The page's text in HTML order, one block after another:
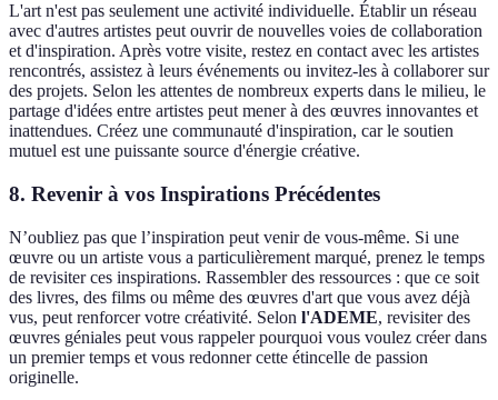
L'art n'est pas seulement une activité individuelle. Établir un réseau
avec d'autres artistes peut ouvrir de nouvelles voies de collaboration
et d'inspiration. Après votre visite, restez en contact avec les artistes
rencontrés, assistez à leurs événements ou invitez-les à collaborer sur
des projets. Selon les attentes de nombreux experts dans le milieu, le
partage d'idées entre artistes peut mener à des œuvres innovantes et
inattendues. Créez une communauté d'inspiration, car le soutien
mutuel est une puissante source d'énergie créative.
8. Revenir à vos Inspirations Précédentes
N’oubliez pas que l’inspiration peut venir de vous-même. Si une
œuvre ou un artiste vous a particulièrement marqué, prenez le temps
de revisiter ces inspirations. Rassembler des ressources : que ce soit
des livres, des films ou même des œuvres d'art que vous avez déjà
vus, peut renforcer votre créativité. Selon l'ADEME, revisiter des
œuvres géniales peut vous rappeler pourquoi vous voulez créer dans
un premier temps et vous redonner cette étincelle de passion
originelle.